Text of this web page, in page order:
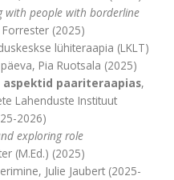
with people with borderline
(2025)
lühiteraapia (LKLT)
Pia Ruotsala (2025)
aspektid paariteraapias,
Lahenduste Instituut
2026)
exploring role
(M.Ed.) (2025)
Julie Jaubert (2025-